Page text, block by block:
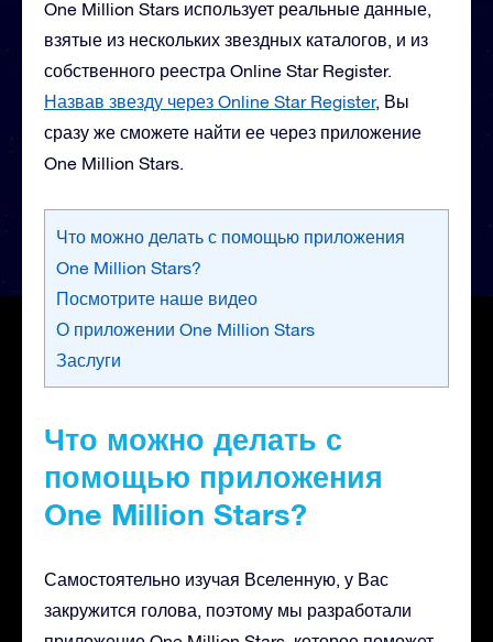
One Million Stars использует реальные данные,
взятые из нескольких звездных каталогов, и из
собственного реестра Online Star Register.
Назвав звезду через Online Star Register, Вы
сразу же сможете найти ее через приложение
One Million Stars.
Что можно делать с помощью приложения
One Million Stars?
Посмотрите наше видео
О приложении One Million Stars
Заслуги
Что можно делать с
помощью приложения
One Million Stars?
Самостоятельно изучая Вселенную, у Вас
закружится голова, поэтому мы разработали